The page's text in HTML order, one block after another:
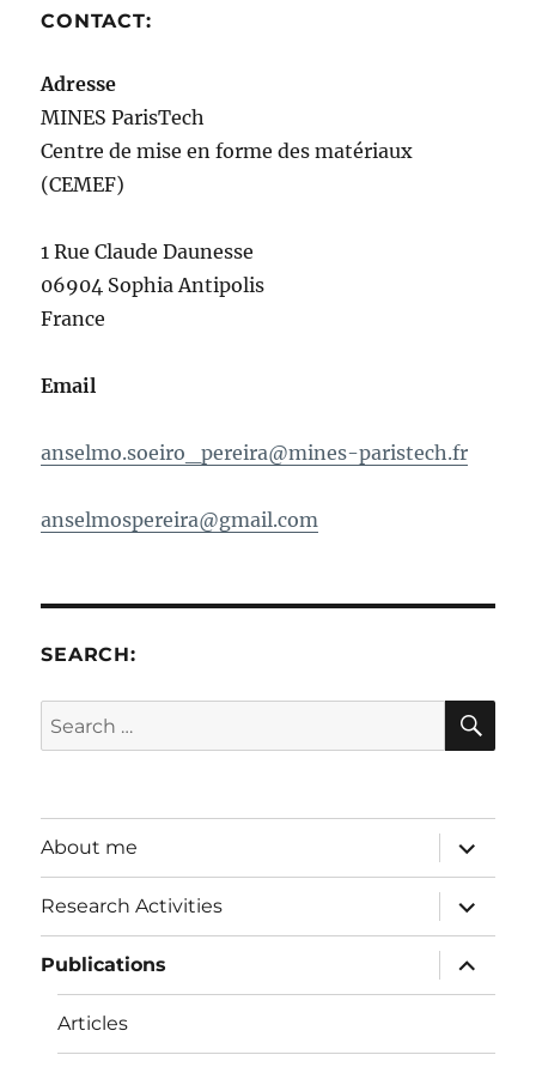
CONTACT:
Adresse
MINES ParisTech
Centre de mise en forme des matériaux
(CEMEF)
1 Rue Claude Daunesse
06904 Sophia Antipolis
France
Email
anselmo.soeiro_pereira@mines-paristech.fr
anselmospereira@gmail.com
SEARCH:
Search
for:
About me
expand
child
menu
Research Activities
expand
child
menu
Publications
expand
child
menu
Articles